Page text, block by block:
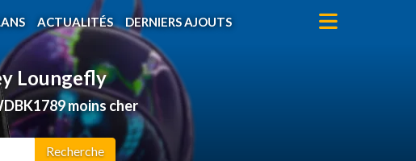
ACTUALITÉS DERNIERS AJOUTS
Loungefly
moins cher
Recherche